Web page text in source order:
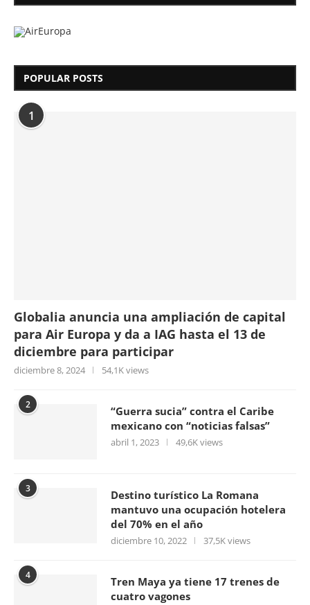
POPULAR POSTS
1
Globalia anuncia una ampliación de capital
para Air Europa y da a IAG hasta el 13 de
diciembre para participar
diciembre 8, 2024 54,1K views
2
“Guerra sucia” contra el Caribe
mexicano con “noticias falsas”
abril 1, 2023 49,6K views
3
Destino turístico La Romana
mantuvo una ocupación hotelera
del 70% en el año
diciembre 10, 2022 37,5K views
4
Tren Maya ya tiene 17 trenes de
cuatro vagones